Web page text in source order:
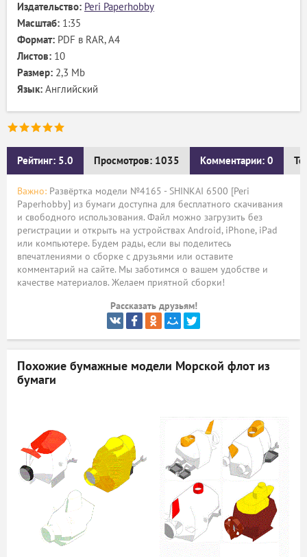
Издательство: Peri Paperhobby
Масштаб: 1:35
Формат: PDF в RAR, А4
Листов: 10
Размер: 2,3 Mb
Язык: Английский
Рейтинг: 5.0 Просмотров: 1035 Комментарии: 0
Важно: Развёртка модели №4165 - SHINKAI 6500 [Peri
Paperhobby] из бумаги доступна для бесплатного скачивания
и свободного использования. Файл можно загрузить без
регистрации и открыть на устройствах Android, iPhone, iPad
или компьютере. Будем рады, если вы поделитесь
впечатлениями о сборке с друзьями или оставите
комментарий на сайте. Мы заботимся о вашем удобстве и
качестве материалов. Желаем приятной сборки!
Рассказать друзьям!
Похожие бумажные модели Морской флот из
бумаги